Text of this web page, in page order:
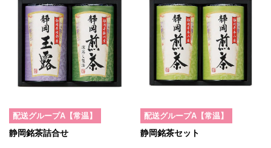
配送グループA【常温】
静岡銘茶詰合せ
配送グループA【常温】
静岡銘茶セット